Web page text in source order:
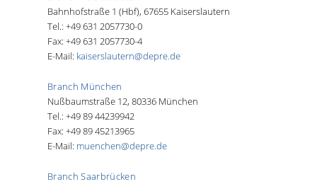
Bahnhofstraße 1 (Hbf), 67655 Kaiserslautern
Tel.: +49 631 2057730-0
Fax: +49 631 2057730-4
E-Mail: kaiserslautern@depre.de
Branch München
Nußbaumstraße 12, 80336 München
Tel.: +49 89 44239942
Fax: +49 89 45213965
E-Mail: muenchen@depre.de
Branch Saarbrücken